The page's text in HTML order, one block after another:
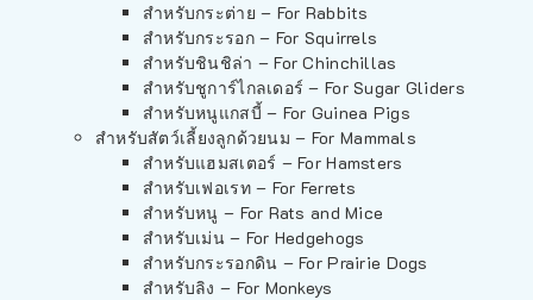
สำหรับกระต่าย – For Rabbits
สำหรับกระรอก – For Squirrels
สำหรับชินชิล่า – For Chinchillas
สำหรับชูการ์ไกลเดอร์ – For Sugar Gliders
สำหรับหนูแกสบี้ – For Guinea Pigs
สำหรับสัตว์เลี้ยงลูกด้วยนม – For Mammals
สำหรับแฮมสเตอร์ – For Hamsters
สำหรับเฟอเรท – For Ferrets
สำหรับหนู – For Rats and Mice
สำหรับเม่น – For Hedgehogs
สำหรับกระรอกดิน – For Prairie Dogs
สำหรับลิง – For Monkeys